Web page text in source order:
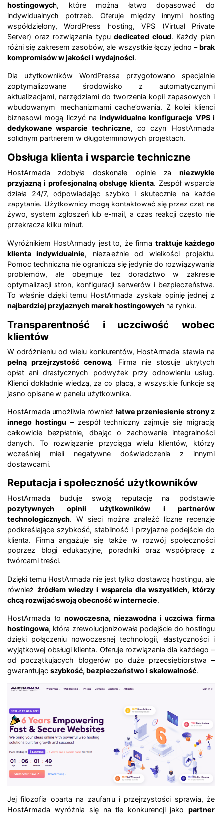
hostingowych, które można łatwo dopasować do
indywidualnych potrzeb. Oferuje między innymi hosting
współdzielony, WordPress hosting, VPS (Virtual Private
Server) oraz rozwiązania typu dedicated cloud. Każdy plan
różni się zakresem zasobów, ale wszystkie łączy jedno – brak
kompromisów w jakości i wydajności.
Dla użytkowników WordPressa przygotowano specjalnie
zoptymalizowane środowisko z automatycznymi
aktualizacjami, narzędziami do tworzenia kopii zapasowych i
wbudowanymi mechanizmami cache’owania. Z kolei klienci
biznesowi mogą liczyć naindywidualne konfiguracje VPS i
dedykowane wsparcie techniczne, co czyni HostArmada
solidnym partnerem w długoterminowych projektach.
Obsługa klienta i wsparcie techniczne
HostArmada zdobyła doskonałe opinie za niezwykle
przyjazną i profesjonalną obsługę klienta. Zespół wsparcia
działa 24/7, odpowiadając szybko i skutecznie na każde
zapytanie. Użytkownicy mogą kontaktować się przez czat na
żywo, system zgłoszeń lub e-mail, a czas reakcji często nie
przekracza kilku minut.
Wyróżnikiem HostArmady jest to, że firma traktuje każdego
klienta indywidualnie, niezależnie od wielkości projektu.
Pomoc techniczna nie ogranicza się jedynie do rozwiązywania
problemów, ale obejmuje też doradztwo w zakresie
optymalizacji stron, konfiguracji serwerów i bezpieczeństwa.
To właśnie dzięki temu HostArmada zyskała opinię jednej z
najbardziej przyjaznych marek hostingowych na rynku.
Transparentność i uczciwość wobec
klientów
W odróżnieniu od wielu konkurentów, HostArmada stawia na
pełną przejrzystość cenową. Firma nie stosuje ukrytych
opłat ani drastycznych podwyżek przy odnowieniu usług.
Klienci dokładnie wiedzą, za co płacą, a wszystkie funkcje są
jasno opisane w panelu użytkownika.
HostArmada umożliwia również łatwe przeniesienie strony z
innego hostingu – zespół techniczny zajmuje się migracją
całkowicie bezpłatnie, dbając o zachowanie integralności
danych. To rozwiązanie przyciąga wielu klientów, którzy
wcześniej mieli negatywne doświadczenia z innymi
dostawcami.
Reputacja i społeczność użytkowników
HostArmada buduje swoją reputację na podstawie
pozytywnych opinii użytkowników i partnerów
technologicznych. W sieci można znaleźć liczne recenzje
podkreślające szybkość, stabilność i przyjazne podejście do
klienta. Firma angażuje się także w rozwój społeczności
poprzez blogi edukacyjne, poradniki oraz współpracę z
twórcami treści.
Dzięki temu HostArmada nie jest tylko dostawcą hostingu, ale
również źródłem wiedzy i wsparcia dla wszystkich, którzy
chcą rozwijać swoją obecność w internecie.
HostArmada tonowoczesna, niezawodna i uczciwa firma
hostingowa, która zrewolucjonizowała podejście do hostingu
dzięki połączeniu nowoczesnej technologii, elastyczności i
wyjątkowej obsługi klienta. Oferuje rozwiązania dla każdego –
od początkujących blogerów po duże przedsiębiorstwa –
gwarantując szybkość, bezpieczeństwo i skalowalność.
Jej filozofia oparta na zaufaniu i przejrzystości sprawia, że
HostArmada wyróżnia się na tle konkurencji jako partner